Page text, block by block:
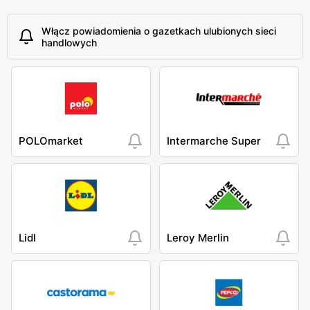
Włącz powiadomienia o gazetkach ulubionych sieci
handlowych
POLOmarket Intermarche Super
Lidl Leroy Merlin